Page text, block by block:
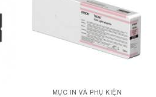
MỰC IN VÀ PHỤ KIỆN